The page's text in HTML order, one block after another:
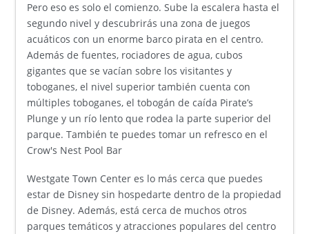
Pero eso es solo el comienzo. Sube la escalera hasta el
segundo nivel y descubrirás una zona de juegos
acuáticos con un enorme barco pirata en el centro.
Además de fuentes, rociadores de agua, cubos
gigantes que se vacían sobre los visitantes y
toboganes, el nivel superior también cuenta con
múltiples toboganes, el tobogán de caída Pirate’s
Plunge y un río lento que rodea la parte superior del
parque. También te puedes tomar un refresco en el
Crow's Nest Pool Bar
Westgate Town Center es lo más cerca que puedes
estar de Disney sin hospedarte dentro de la propiedad
de Disney. Además, está cerca de muchos otros
parques temáticos y atracciones populares del centro